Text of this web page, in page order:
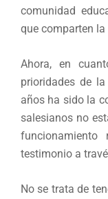
comunidad
que comparten
Ahora, en
prioridades de
años ha sido la
salesianos no
funcionamiento
testimonio a
No se trata de